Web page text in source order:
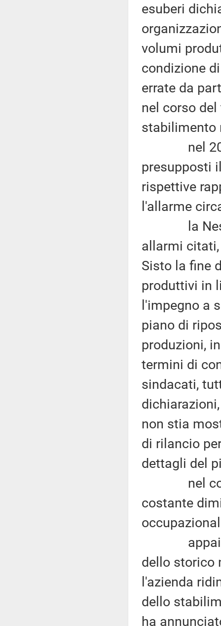
esuberi
volumi
condizione
errate da
nel corso
stabilimento
nel 2016,
presupposti
rispettive
l'allarme
la Nestlé,
allarmi
Sisto la fine
produttivi in
l'impegno a
piano di
produzioni,
termini di
sindacati,
non stia
di rilancio
dettagli del
nel corso
costante
appaiono
dello storico
l'azienda
dello
ha